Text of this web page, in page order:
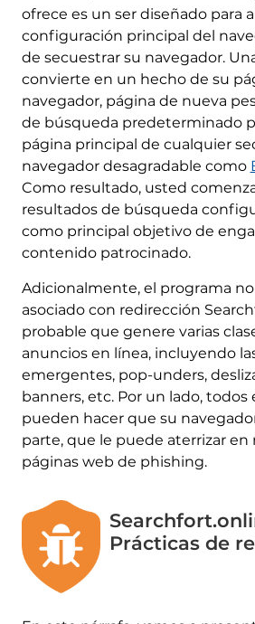
ofrece es un ser diseñado para
configuración principal del
de secuestrar su navegador.
convierte en un hecho de su
navegador, página de nueva
de búsqueda predeterminado
página principal de cualquier
navegador desagradable como
Como resultado, usted
resultados de búsqueda
como principal objetivo de
contenido patrocinado.
Adicionalmente, el programa
asociado con redirección
probable que genere varias
anuncios en línea, incluyendo
emergentes, pop-unders,
banners, etc. Por un lado, todos
pueden hacer que su
parte, que le puede aterrizar en
páginas web de phishing.
Prácticas de